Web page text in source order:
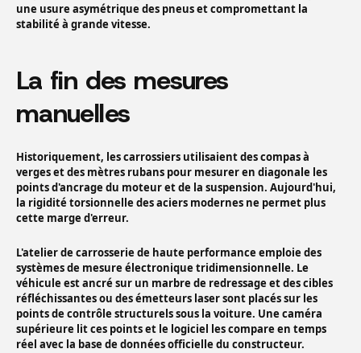
une usure asymétrique des pneus et compromettant la
stabilité à grande vitesse.
La fin des mesures
manuelles
Historiquement, les carrossiers utilisaient des compas à
verges et des mètres rubans pour mesurer en diagonale les
points d'ancrage du moteur et de la suspension. Aujourd'hui,
la rigidité torsionnelle des aciers modernes ne permet plus
cette marge d'erreur.
L'atelier de carrosserie de haute performance emploie des
systèmes de mesure électronique tridimensionnelle. Le
véhicule est ancré sur un marbre de redressage et des cibles
réfléchissantes ou des émetteurs laser sont placés sur les
points de contrôle structurels sous la voiture. Une caméra
supérieure lit ces points et le logiciel les compare en temps
réel avec la base de données officielle du constructeur.